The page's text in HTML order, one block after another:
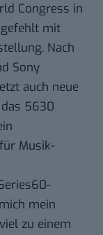
Congress in
mit
Nach
Sony
auch neue
5630
Musik-
mein
zu einem